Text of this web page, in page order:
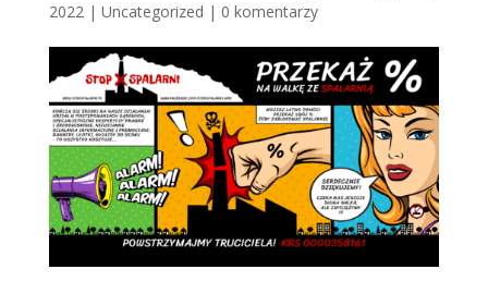
2022| Uncategorized | 0 komentarzy